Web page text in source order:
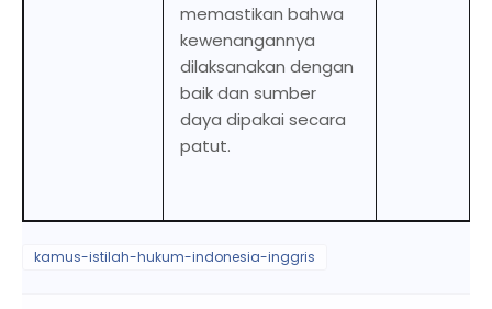
memastikan bahwa
kewenangannya
dilaksanakan dengan
baik dan sumber
daya dipakai secara
patut.
kamus-istilah-hukum-indonesia-inggris